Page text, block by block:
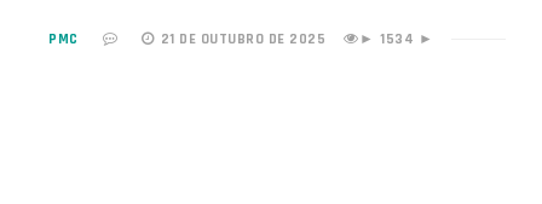
PMC 21 DE OUTUBRO DE 2025 ► 1534 ►